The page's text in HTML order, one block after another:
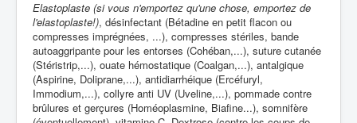
Elastoplaste (si vous n'emportez qu'une chose, emportez de
l'elastoplaste!), désinfectant (Bétadine en petit flacon ou
compresses imprégnées, ...), compresses stériles, bande
autoaggripante pour les entorses (Cohéban,...), suture cutanée
(Stéristrip,...), ouate hémostatique (Coalgan,...), antalgique
(Aspirine, Doliprane,...), antidiarrhéique (Ercéfuryl,
Immodium,...), collyre anti UV (Uveline,...), pommade contre
brûlures et gerçures (Homéoplasmine, Biafine...), somnifère